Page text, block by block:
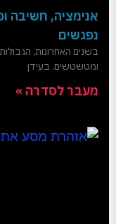
אנימציה, חשיבה
נפגשים
בשנים האחרונות,
ומטשטשים. בעידן
מעבר לסדרה »